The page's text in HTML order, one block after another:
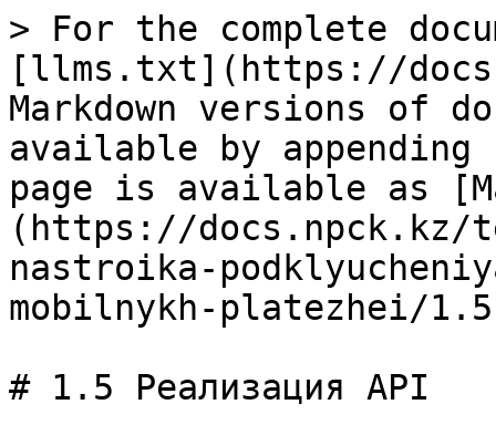
> For the complete
[llms.txt](https://
Markdown versions of
available by
page is available as
(https://docs.npck.kz/
nastroika-
mobilnykh-platezhei/
# 1.5 Реализация API